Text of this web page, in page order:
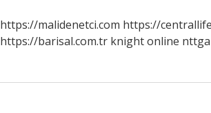
Gelir
https://malidenetci.com https://
https://barisal.com.tr knight online